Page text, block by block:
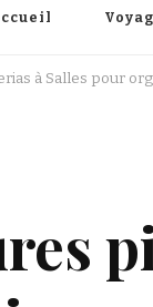
à Salles pour